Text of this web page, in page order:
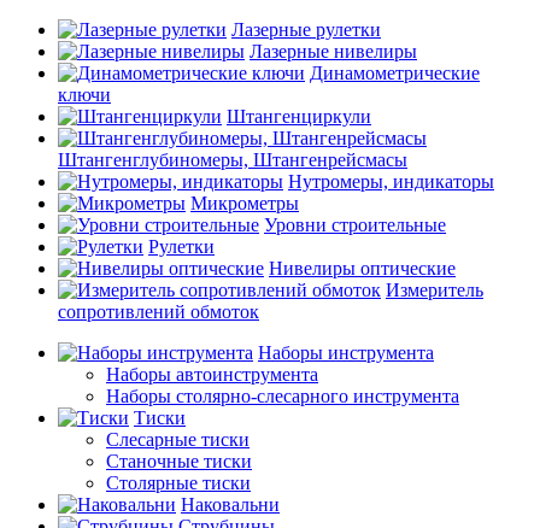
Лазерные рулетки
Лазерные нивелиры
Динамометрические
ключи
Штангенциркули
Штангенглубиномеры, Штангенрейсмасы
Нутромеры, индикаторы
Микрометры
Уровни строительные
Рулетки
Нивелиры оптические
Измеритель
сопротивлений обмоток
Наборы инструмента
Наборы автоинструмента
Наборы столярно-слесарного инструмента
Тиски
Слесарные тиски
Станочные тиски
Столярные тиски
Наковальни